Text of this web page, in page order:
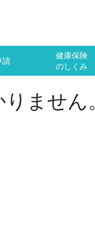
請
健康保険
のしくみ
ません。